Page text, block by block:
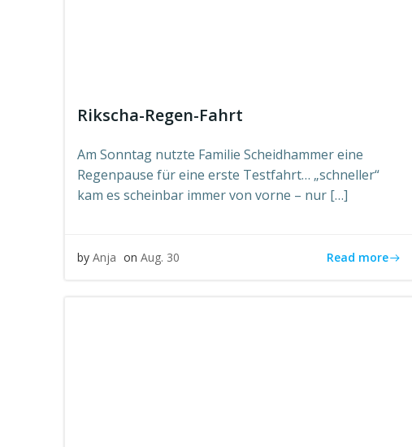
Rikscha-Regen-Fahrt
Am Sonntag nutzte Familie Scheidhammer eine
Regenpause für eine erste Testfahrt… „schneller“
kam es scheinbar immer von vorne – nur […]
by Anja on Aug. 30 Read more